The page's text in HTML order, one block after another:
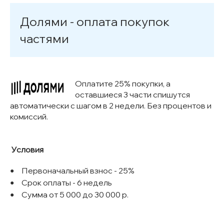
Долями - оплата покупок
частями
Оплатите 25% покупки, а
оставшиеся 3 части спишутся
автоматически с шагом в 2 недели. Без процентов и
комиссий.
Условия
Первоначальный взнос - 25%
Срок оплаты - 6 недель
Сумма от 5 000 до 30 000 р.